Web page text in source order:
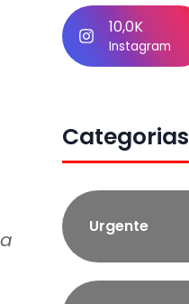
10,0K
Instagram
Categorias
Urgente